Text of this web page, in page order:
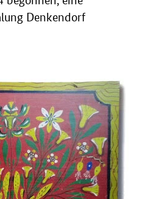
Denkendorf